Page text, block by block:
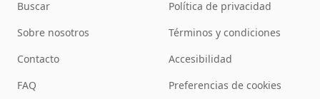
Buscar
Sobre nosotros
Contacto
FAQ
Política de privacidad
Términos y condiciones
Accesibilidad
Preferencias de cookies